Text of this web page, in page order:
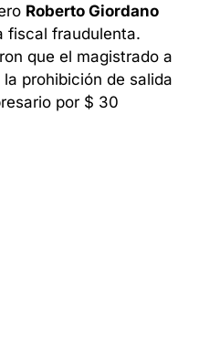
Roberto Giordano
fiscal fraudulenta.
que el magistrado a
prohibición de salida
por $ 30